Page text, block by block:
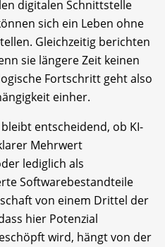
digitalen Schnittstelle
sich ein Leben ohne
Gleichzeitig berichten
sie längere Zeit keinen
Fortschritt geht also
einher.
entscheidend, ob KI-
Mehrwert
lediglich als
Softwarebestandteile
von einem Drittel der
hier Potenzial
wird, hängt von der